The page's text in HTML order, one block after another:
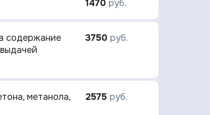
1470 руб.
содержание
3750 руб.
метанола,
2575 руб.